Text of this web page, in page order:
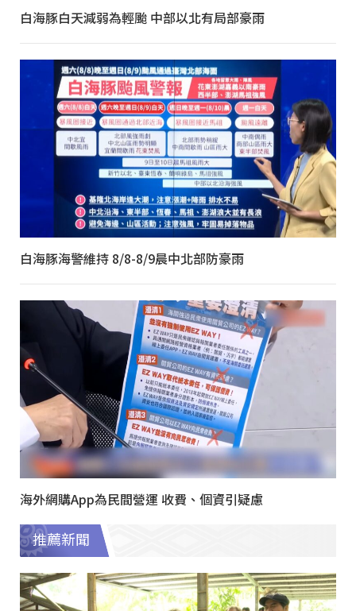
白海豚白天減弱為輕颱 中部以北有局部豪雨
白海豚海警維持 8/8-8/9晨中北部防豪雨
海外網購App為民間營運 收費、個資引疑慮
推薦新聞